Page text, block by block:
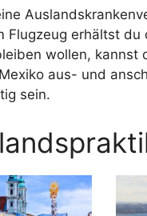
erhältst
wollen, kannst
aus- und
sein.